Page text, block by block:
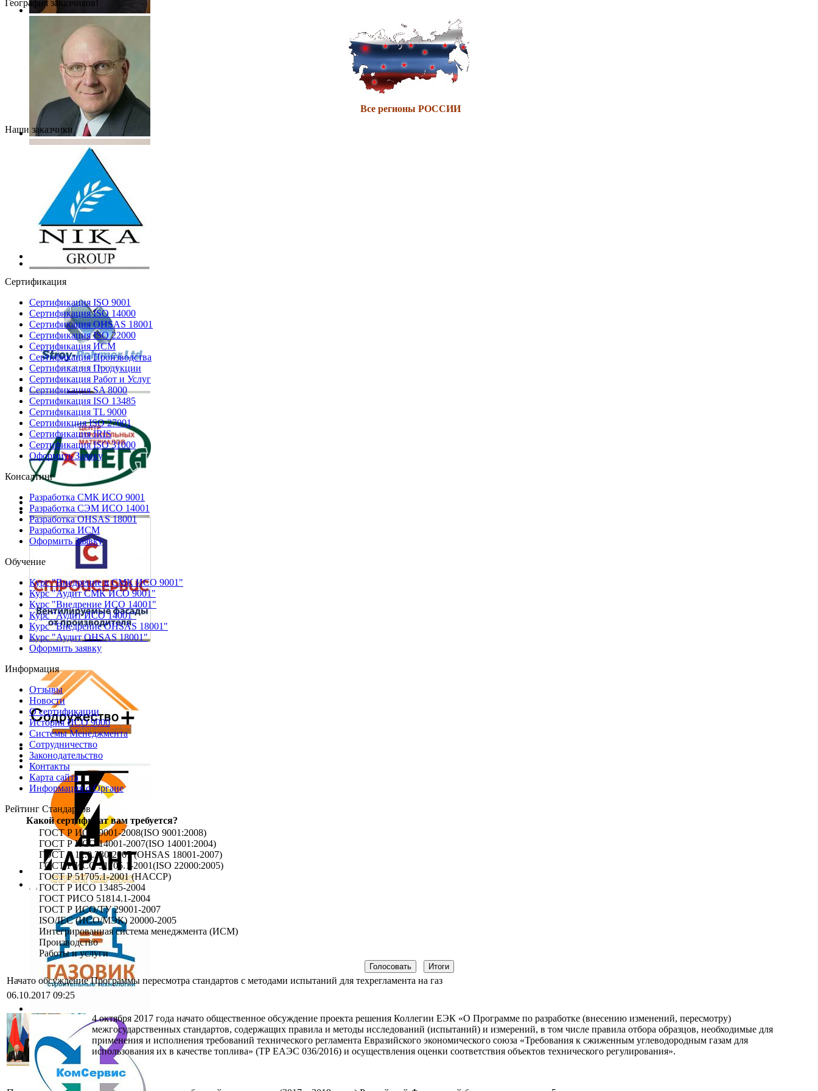
География заказчиков!
Все регионы РОССИИ
Наши заказчики
Сертификация
Сертификация ISO 9001
Сертификация ISO 14000
Сертификация OHSAS 18001
Сертификация ISO 22000
Сертификация ИСМ
Сертификация Производства
Сертификация Продукции
Сертификация Работ и Услуг
Сертификация SA 8000
Сертификация ISO 13485
Сертификация TL 9000
Сертификция ISO 27001
Сертификация IRIS
Сертификация ISO 31000
Оформить Заявку
Консалтинг
Разработка СМК ИСО 9001
Разработка СЭМ ИСО 14001
Разработка OHSAS 18001
Разработка ИСМ
Оформить Заявку
Обучение
Курс "Внедрение в СМК ИСО 9001"
Курс "Аудит СМК ИСО 9001"
Курс "Внедрение ИСО 14001"
Курс "Аудит ИСО 14001"
Курс "Внедрение OHSAS 18001"
Курс "Аудит OHSAS 18001"
Оформить заявку
Информация
Отзывы
Новости
О сертификации
История ИСО 9000
Системы Менеджмента
Сотрудничество
Законодательство
Контакты
Карта сайта
Информация о Органе
Рейтинг Стандартов
Какой сертификат вам требуется?
ГОСТ Р ИСО 9001-2008(ISO 9001:2008)
ГОСТ Р ИСО 14001-2007(ISO 14001:2004)
ГОСТ Р 12.0.230-2007 (OHSAS 18001-2007)
ГОСТ Р ИСО 51705.1-2001(ISO 22000:2005)
ГОСТ Р 51705.1-2001 (HACCP)
ГОСТ Р ИСО 13485-2004
ГОСТ РИСО 51814.1-2004
ГОСТ Р ИСО/ТУ 29001-2007
ISO/IEC (ИСО/МЭК) 20000-2005
Интегрированная система менеджмента (ИСМ)
Производство
Работы и услуги
Начато обсуждение Программы пересмотра стандартов с методами испытаний для техрегламента на газ
06.10.2017 09:25
4 октября 2017 года начато общественное обсуждение проекта решения Коллегии ЕЭК «О Программе по разработке (внесению изменений, пересмотру)
межгосударственных стандартов, содержащих правила и методы исследований (испытаний) и измерений, в том числе правила отбора образцов, необходимые для
применения и исполнения требований технического регламента Евразийского экономического союза «Требования к сжиженным углеводородным газам для
использования их в качестве топлива» (ТР ЕАЭС 036/2016) и осуществления оценки соответствия объектов технического регулирования».